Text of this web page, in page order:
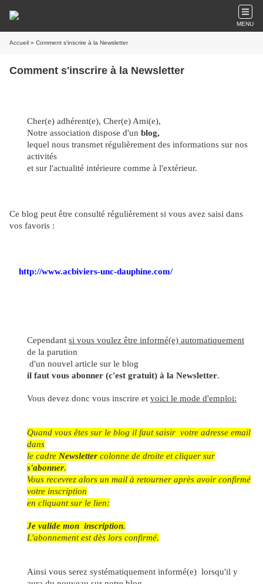
MENU
Accueil » Comment s'inscrire à la Newsletter
Comment s'inscrire à la Newsletter
Cher(e) adhérent(e), Cher(e) Ami(e),
Notre association dispose d'un blog,
lequel nous transmet régulièrement des informations sur nos
activités
et sur l'actualité intérieure comme à l'extérieur.
Ce blog peut être consulté régulièrement si vous avez saisi dans
vos favoris :
http://www.acbiviers-unc-dauphine.com/
Cependant si vous voulez être informé(e) automatiquement
de la parution
d'un nouvel article sur le blog
il faut vous abonner (c'est gratuit) à la Newsletter.
Vous devez donc vous inscrire et voici le mode d'emploi:
Quand vous êtes sur le blog il faut saisir votre adresse email
dans
le cadre Newsletter colonne de droite et cliquer sur
s'abonner.
Vous recevrez alors un mail à retourner après avoir confirmé
votre inscription
en cliquant sur le lien:
Je valide mon inscription.
L'abonnement est dès lors confirmé.
Ainsi vous serez systématiquement informé(e) lorsqu'il y